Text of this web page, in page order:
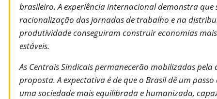
brasileiro. A experiência internacional demonstra
racionalização das jornadas de trabalho e na
produtividade conseguiram construir economias
estáveis.
As Centrais Sindicais permanecerão mobilizadas
proposta. A expectativa é de que o Brasil dê um
uma sociedade mais equilibrada e humanizada,